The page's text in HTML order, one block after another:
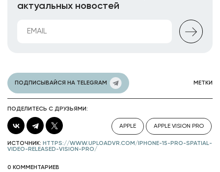
актуальных новостей
ПОДПИСЫВАЙСЯ НА TELEGRAM МЕТКИ
ПОДЕЛИТЕСЬ С ДРУЗЬЯМИ:
APPLE APPLE VISION PRO
ИСТОЧНИК: HTTPS://WWW.UPLOADVR.COM/IPHONE-15-PRO-SPATIAL-
VIDEO-RELEASED-VISION-PRO/
0 КОММЕНТАРИЕВ